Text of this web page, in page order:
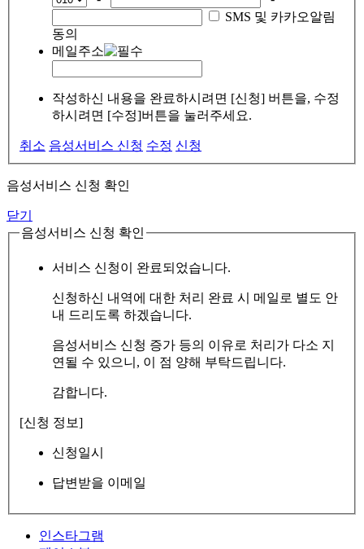
SMS 및 카카오알림
동의
메일주소
작성하신 내용을 완료하시려면 [신청] 버튼을, 수정
하시려면 [수정]버튼을 눌러주세요.
취소 음성서비스 신청 수정 신청
음성서비스 신청 확인
닫기
음성서비스 신청 확인
서비스 신청이 완료되었습니다.
신청하신 내역에 대한 처리 완료 시 메일로 별도 안
내 드리도록 하겠습니다.
음성서비스 신청 증가 등의 이유로 처리가 다소 지
연될 수 있으니, 이 점 양해 부탁드립니다.
감합니다.
[신청 정보]
신청일시
답변받을 이메일
인스타그램